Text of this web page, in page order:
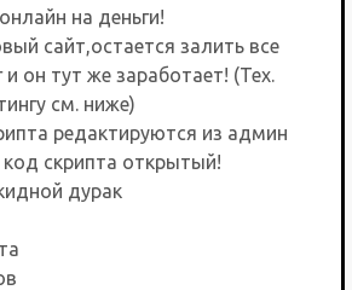
на деньги!
сайт,остается залить все
он тут же заработает! (Тех.
см. ниже)
редактируются из админ
скрипта открытый!
дурак